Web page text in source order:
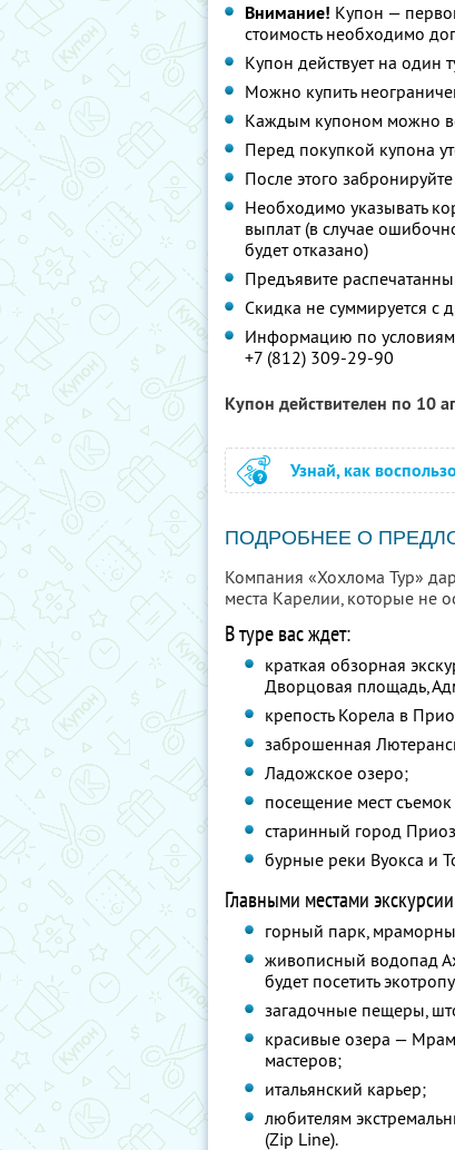
Внимание! Купон —
стоимость необходимо
Купон действует на один
Можно купить
Каждым купоном можно
Перед покупкой купона
После этого
Необходимо указывать
выплат (в случае
будет отказано)
Предъявите
Скидка не суммируется
Информацию по
+7 (812) 309-29-90
Купон действителен по 10
Узнай, как
ПОДРОБНЕЕ О
Компания «Хохлома Тур»
места Карелии, которые не
В туре вас ждет:
краткая обзорная
Дворцовая площадь,
крепость Корела в
заброшенная
Ладожское озеро;
посещение мест
старинный город
бурные реки Вуокса и
Главными местами
горный парк,
живописный водопад
будет посетить
загадочные пещеры,
красивые озера —
мастеров;
итальянский карьер;
любителям
(Zip Line).